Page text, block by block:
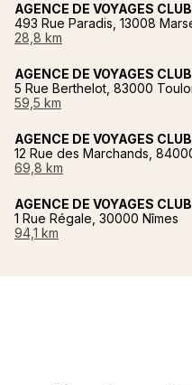
AGENCE DE VOYAGES
493 Rue Paradis, 13008
28,8 km
AGENCE DE VOYAGES
5 Rue Berthelot, 83000
59,5 km
AGENCE DE VOYAGES
12 Rue des Marchands,
69,8 km
AGENCE DE VOYAGES
1 Rue Régale, 30000 Nîmes
94,1 km